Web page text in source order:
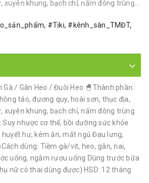
xuyên khung, bạch chỉ, nấm đông trùng...
, #Tiki, #kênh_sàn_TMĐT,
/ Gân Heo / Đuôi Heo 🐣Thành phần :
táo, đương quy, hoài sơn, thục địa,
xuyên khung, bạch chỉ, nấm đông trùng
Suy nhược cơ thể, bồi dưỡng sức khỏe
huyết hư, kém ăn, mất ngủ Đau lưng,
dùng: Tiềm gà/vịt, heo, gân, nai,
uống, ngâm rượu uống Dùng trước bữa
nữ có thai dùng được) HSD: 12 tháng